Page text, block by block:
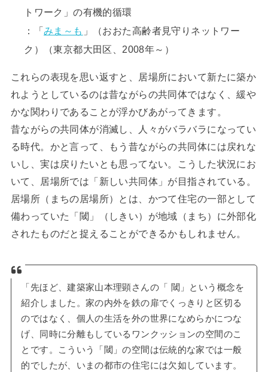
トワーク」の有機的循環
：「みま～も 」（おおた高齢者見守りネットワー
ク）（東京都大田区、2008年～）
これらの表現を思い返すと、居場所において新たに築か
れようとしているのは昔ながらの共同体ではなく、緩や
かな関わりであることが浮かびあがってきます。
昔ながらの共同体が消滅し、人々がバラバラになってい
る時代。かと言って、もう昔ながらの共同体には戻れな
いし、実は戻りたいとも思ってない。こうした状況にお
いて、居場所では「新しい共同体」が目指されている。
居場所（まちの居場所）とは、かつて住宅の一部として
備わっていた「閾」（しきい）が地域（まち）に外部化
されたものだと捉えることができるかもしれません。
「先ほど、建築家山本理顕さんの「 閾」という概念を
紹介しました。家の内外を鉄の扉でくっきりと区切る
のではなく、個人の生活を外の世界になめらかにつな
げ、同時に分離もしているワンクッションの空間のこ
とです。こういう「閾」の空間は伝統的な家では一般
的でしたが、いまの都市の住宅には欠如しています。